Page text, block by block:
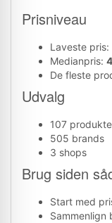
Prisniveau
Laveste pris:
Medianpris:
De fleste
Udvalg
107
505 brands
3 shops
Brug siden
Start med
Sammenlign